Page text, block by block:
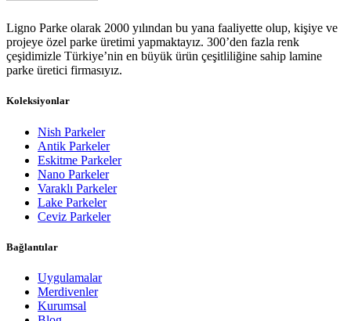
Ligno Parke olarak 2000 yılından bu yana faaliyette olup, kişiye ve
projeye özel parke üretimi yapmaktayız. 300’den fazla renk
çeşidimizle Türkiye’nin en büyük ürün çeşitliliğine sahip lamine
parke üretici firmasıyız.
Koleksiyonlar
Nish Parkeler
Antik Parkeler
Eskitme Parkeler
Nano Parkeler
Varaklı Parkeler
Lake Parkeler
Ceviz Parkeler
Bağlantılar
Uygulamalar
Merdivenler
Kurumsal